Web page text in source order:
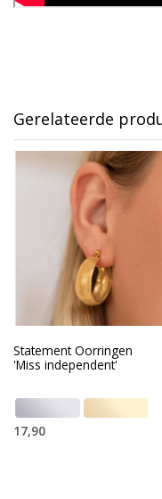
Gerelateerde
Statement Oorringen
'Miss independent'
17,90